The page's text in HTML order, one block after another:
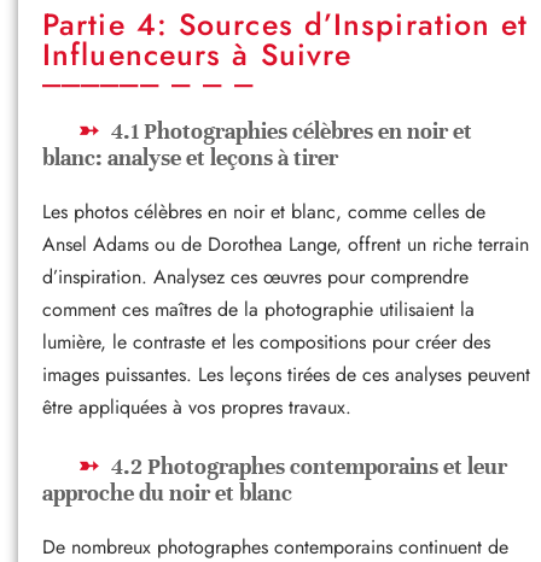
Partie 4: Sources d’Inspiration et
Influenceurs à Suivre
4.1 Photographies célèbres en noir et
blanc: analyse et leçons à tirer
Les photos célèbres en noir et blanc, comme celles de
Ansel Adams ou de Dorothea Lange, offrent un riche terrain
d’inspiration. Analysez ces œuvres pour comprendre
comment ces maîtres de la photographie utilisaient la
lumière, le contraste et les compositions pour créer des
images puissantes. Les leçons tirées de ces analyses peuvent
être appliquées à vos propres travaux.
4.2 Photographes contemporains et leur
approche du noir et blanc
De nombreux photographes contemporains continuent de